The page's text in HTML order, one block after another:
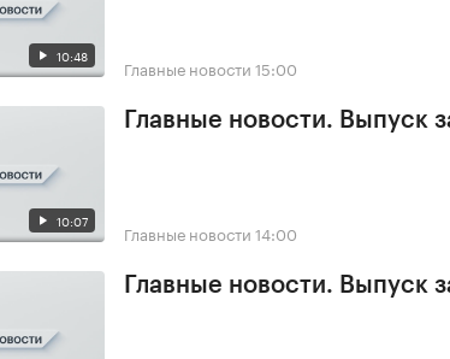
10:48 Главные новости 15:00
10:07
Главные новости. Выпуск
Главные новости 14:00
Главные новости. Выпуск